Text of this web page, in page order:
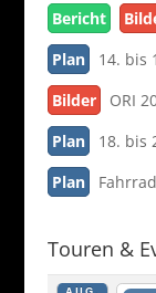
Bericht
Plan
14. bis
Bilder
ORI
Plan
18. bis
Plan
Touren &